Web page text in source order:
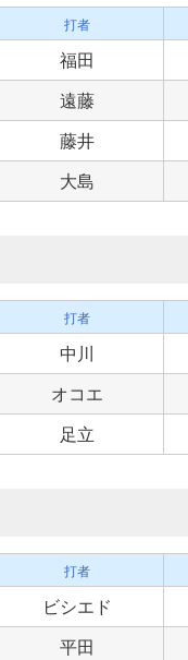
打者
福田
遠藤
藤井
大島
打者
中川
オコエ
足立
打者
ビシエド
平田